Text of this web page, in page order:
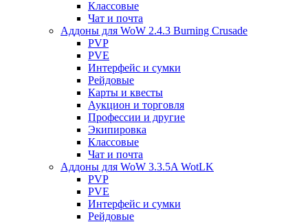
Классовые
Чат и почта
Аддоны для WoW 2.4.3 Burning Crusade
PVP
PVE
Интерфейс и сумки
Рейдовые
Карты и квесты
Аукцион и торговля
Профессии и другие
Экипировка
Классовые
Чат и почта
Аддоны для WoW 3.3.5A WotLK
PVP
PVE
Интерфейс и сумки
Рейдовые